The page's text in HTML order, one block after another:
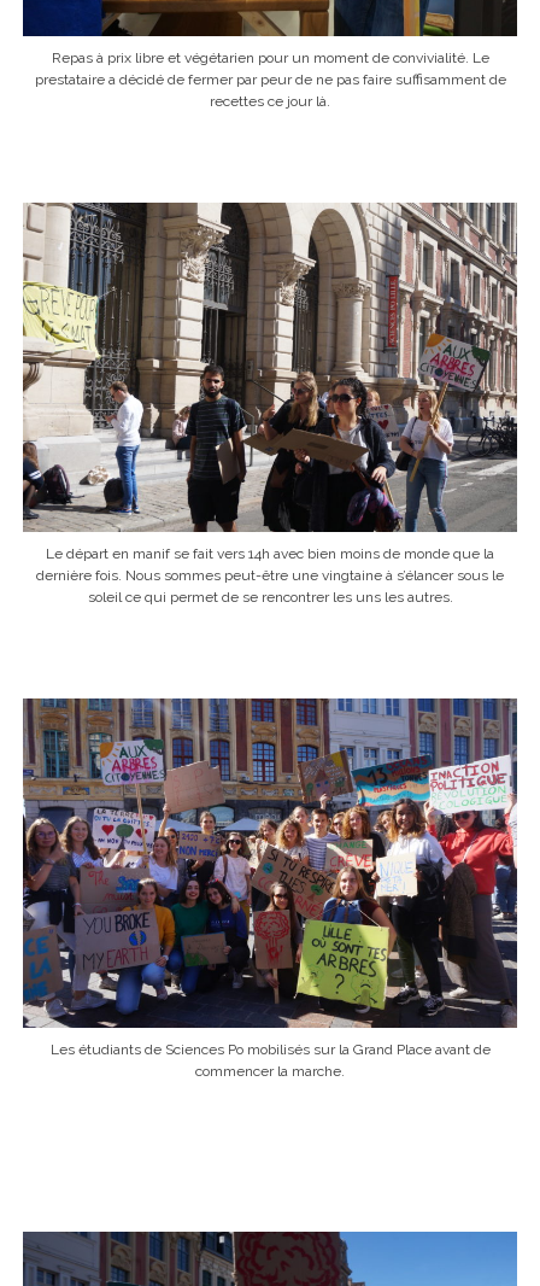
Repas à prix libre et végétarien pour un moment de convivialité. Le
prestataire a décidé de fermer par peur de ne pas faire suffisamment de
recettes ce jour là.
Le départ en manif se fait vers 14h avec bien moins de monde que la
dernière fois. Nous sommes peut-être une vingtaine à s’élancer sous le
soleil ce qui permet de se rencontrer les uns les autres.
Les étudiants de Sciences Po mobilisés sur la Grand Place avant de
commencer la marche.